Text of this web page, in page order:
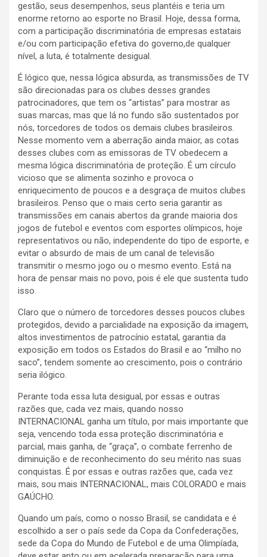
gestão, seus desempenhos, seus plantéis e teria um
enorme retorno ao esporte no Brasil. Hoje, dessa forma,
com a participação discriminatória de empresas estatais
e/ou com participação efetiva do governo,de qualquer
nível, a luta, é totalmente desigual.
É lógico que, nessa lógica absurda, as transmissões de TV
são direcionadas para os clubes desses grandes
patrocinadores, que tem os “artistas” para mostrar as
suas marcas, mas que lá no fundo são sustentados por
nós, torcedores de todos os demais clubes brasileiros.
Nesse momento vem a aberração ainda maior, as cotas
desses clubes com as emissoras de TV obedecem a
mesma lógica discriminatória de proteção. É um círculo
vicioso que se alimenta sozinho e provoca o
enriquecimento de poucos e a desgraça de muitos clubes
brasileiros. Penso que o mais certo seria garantir as
transmissões em canais abertos da grande maioria dos
jogos de futebol e eventos com esportes olímpicos, hoje
representativos ou não, independente do tipo de esporte, e
evitar o absurdo de mais de um canal de televisão
transmitir o mesmo jogo ou o mesmo evento. Está na
hora de pensar mais no povo, pois é ele que sustenta tudo
isso.
Claro que o número de torcedores desses poucos clubes
protegidos, devido a parcialidade na exposição da imagem,
altos investimentos de patrocínio estatal, garantia da
exposição em todos os Estados do Brasil e ao “milho no
saco”, tendem somente ao crescimento, pois o contrário
seria ilógico.
Perante toda essa luta desigual, por essas e outras
razões que, cada vez mais, quando nosso
INTERNACIONAL ganha um título, por mais importante que
seja, vencendo toda essa proteção discriminatória e
parcial, mais ganha, de “graça”, o combate ferrenho de
diminuição e de reconhecimento do seu mérito nas suas
conquistas. É por essas e outras razões que, cada vez
mais, sou mais INTERNACIONAL, mais COLORADO e mais
GAÚCHO.
Quando um país, como o nosso Brasil, se candidata e é
escolhido a ser o país sede da Copa da Confederações,
sede da Copa do Mundo de Futebol e de uma Olimpíada,